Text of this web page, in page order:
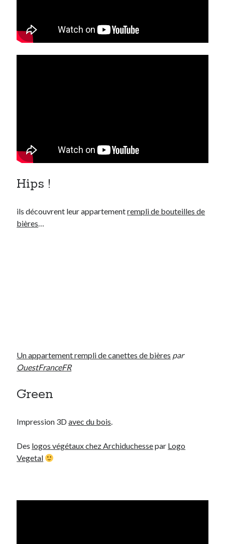
Hips !
ils découvrent leur appartementrempli de bouteilles de
bières
Un appartement rempli de canettes de bières par
OuestFranceFR
Green
Impression 3Davec du bois.
Des logos végétaux chez Archiduchessepar Logo
Vegetal